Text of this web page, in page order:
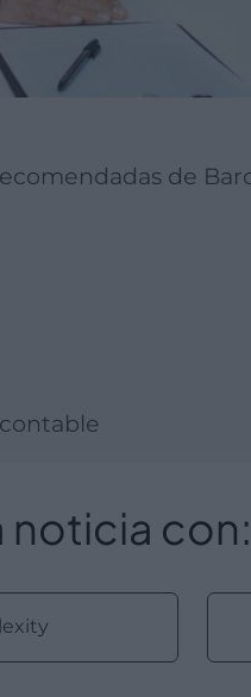
de
noticia con: